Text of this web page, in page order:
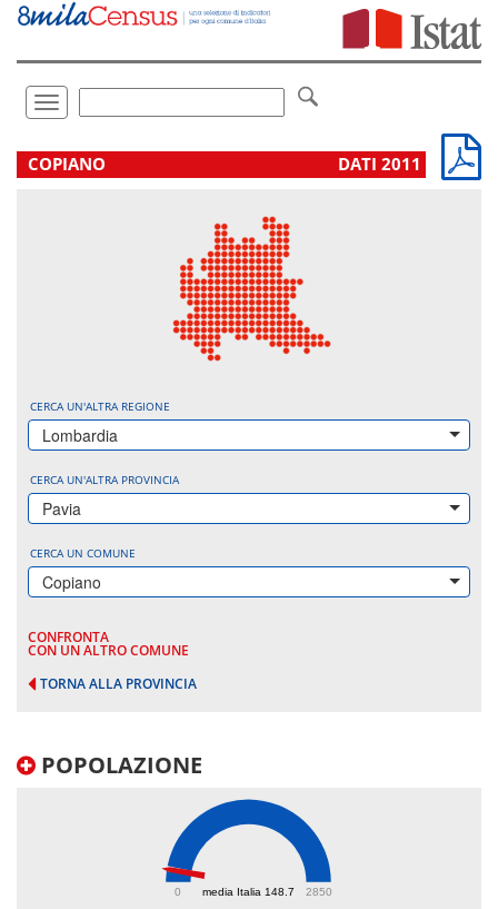
Vai
direttamente
Toggle
navigation
.
COPIANO DATI 2011
CERCA UN'ALTRA REGIONE
Lombardia
CERCA UN'ALTRA PROVINCIA
Pavia
CERCA UN COMUNE
Copiano
CONFRONTA
CON UN ALTRO COMUNE
TORNA ALLA PROVINCIA
POPOLAZIONE
media Italia 148.7
0 2850